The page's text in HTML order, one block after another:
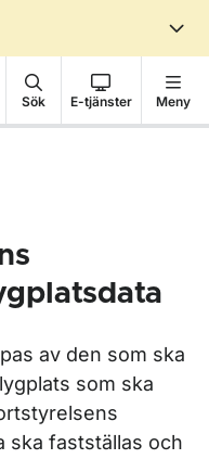
Sök E-tjänster Meny
av den som ska
som ska
ska fastställas och